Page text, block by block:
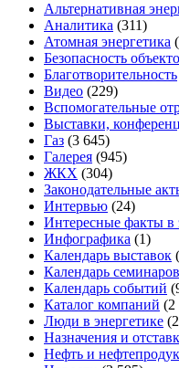
Альтернативная
Аналитика (311)
Атомная энергетика
Безопасность
Благотворительность
Видео (229)
Вспомогательные
Выставки,
Газ (3 645)
Галерея (945)
ЖКХ (304)
Законодательные
Интервью (24)
Интересные факты в
Инфографика (1)
Календарь выставок
Календарь
Календарь событий
Каталог компаний (2
Люди в энергетике
Назначения и
Нефть и